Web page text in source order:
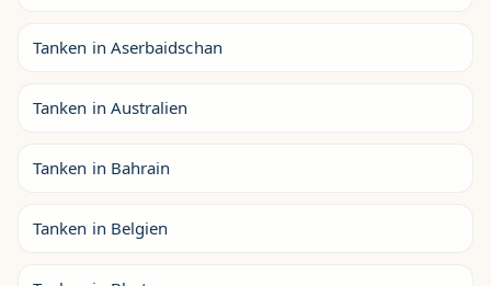
Tanken in Aserbaidschan
Tanken in Australien
Tanken in Bahrain
Tanken in Belgien